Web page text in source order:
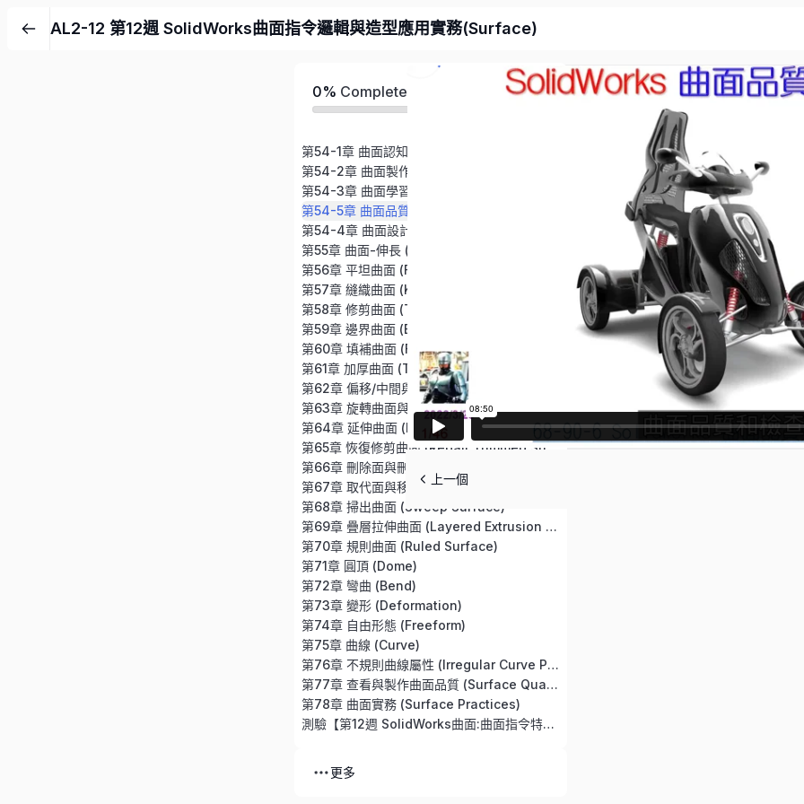
AL2-12 第12週 SolidWorks曲面指令邏輯與造型應用實務(Surface)
0% Completed
第55章 曲面-伸長 (Surface – Extension)
第56章 平坦曲面 (Flatten Surface)
第57章 縫織曲面 (Knit Surface)
第58章 修剪曲面 (Trim Surface)
第59章 邊界曲面 (Boundary Surface)
第60章 填補曲面 (Fill Surface)
第61章 加厚曲面 (Thicken Surface)
第64章 延伸曲面 (Extend Surface)
第65章 恢復修剪曲面 (Repair Trimmed Surface)
第68章 掃出曲面 (Sweep Surface)
第69章 疊層拉伸曲面 (Layered Extrusion Surface)
第70章 規則曲面 (Ruled Surface)
第71章 圓頂 (Dome)
第72章 彎曲 (Bend)
第73章 變形 (Deformation)
第74章 自由形態 (Freeform)
第75章 曲線 (Curve)
第76章 不規則曲線屬性 (Irregular Curve Properties)
第77章 查看與製作曲面品質 (Surface Quality Viewing and Creation)
第78章 曲面實務 (Surface Practices)
測驗【第12週 SolidWorks曲面:曲面指令特性與造型應用】
更多
上一個